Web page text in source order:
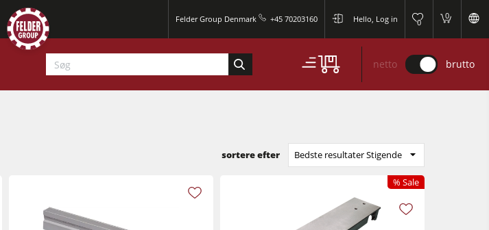
Felder Group Denmark +45 70203160 Hello, Log in 0
0
netto brutto
sortere efter Bedste resultater Stigende
% Sale